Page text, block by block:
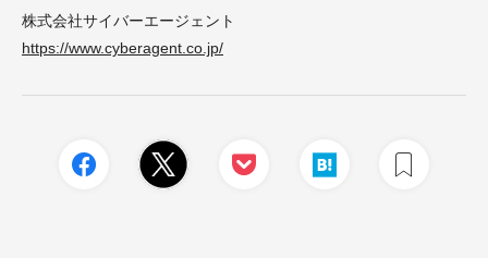
株式会社サイバーエージェント
https://www.cyberagent.co.jp/